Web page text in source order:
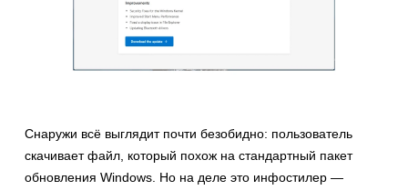
Снаружи всё выглядит почти безобидно: пользователь
скачивает файл, который похож на стандартный пакет
обновления Windows. Но на деле это инфостилер —